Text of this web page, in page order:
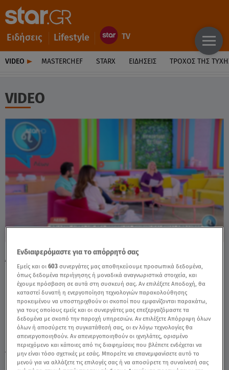
Ειδήσεις Lifestyle
VIDEO MASTERCHEF STARX ΕΙΔΉΣΕΙΣ ΤΡΟΧΌΣ ΤΗΣ
VIDEO
Λέων Σήμερα 24/04/26: Οι Προβλέψεις της
Άσης Μπήλιου - Video
TAGS: ΖΩΔΙΑ ΖΩΔΙΑ ΑΣΗ ΜΠΗΛΙΟΥ ΛΕΩΝ
Ενδιαφερόμαστε για το απόρρητό σας
Εμείς και οι603 συνεργάτες μας αποθηκεύουμε προσωπικά δεδομένα,
όπως δεδομένα περιήγησης ή μοναδικά αναγνωριστικά στοιχεία, και
έχουμε πρόσβαση σε αυτά στη συσκευή σας. Αν επιλέξετε Αποδοχή, θα
καταστεί δυνατή η ενεργοποίηση τεχνολογιών παρακολούθησης
προκειμένου να υποστηριχθούν οι σκοποί που εμφανίζονται παρακάτω,
για τους οποίους εμείς και οι συνεργάτες μας επεξεργαζόμαστε τα
δεδομένα με σκοπό την παροχή υπηρεσιών. Αν επιλέξετε Απόρριψη όλων
όλων ή αποσύρετε τη συγκατάθεσή σας, οι εν λόγω τεχνολογίες θα
απενεργοποιηθούν. Αν απενεργοποιηθούν οι ιχνηλάτες, ορισμένο
περιεχόμενο και κάποιες από τις διαφημίσεις που βλέπετε ενδέχεται να
μην είναι τόσο σχετικές με εσάς. Μπορείτε να επανεμφανίσετε αυτό το
μενού για να αλλάξετε τις επιλογές σας ή να αποσύρετε τη συναίνεσή σας